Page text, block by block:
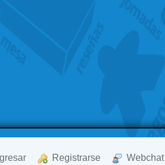
Registrarse Webchat